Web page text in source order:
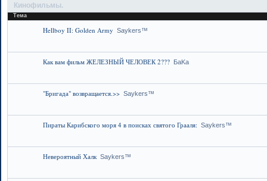
Кинофильмы.
Тема
Hellboy II: Golden Army Saykers™
Как вам фильм ЖЕЛЕЗНЫЙ ЧЕЛОВЕК 2??? БaKa
"Бригада" возвращается.>> Saykers™
Пираты Карибского моря 4 в поисках святого Грааля: Saykers™
Невероятный Халк Saykers™